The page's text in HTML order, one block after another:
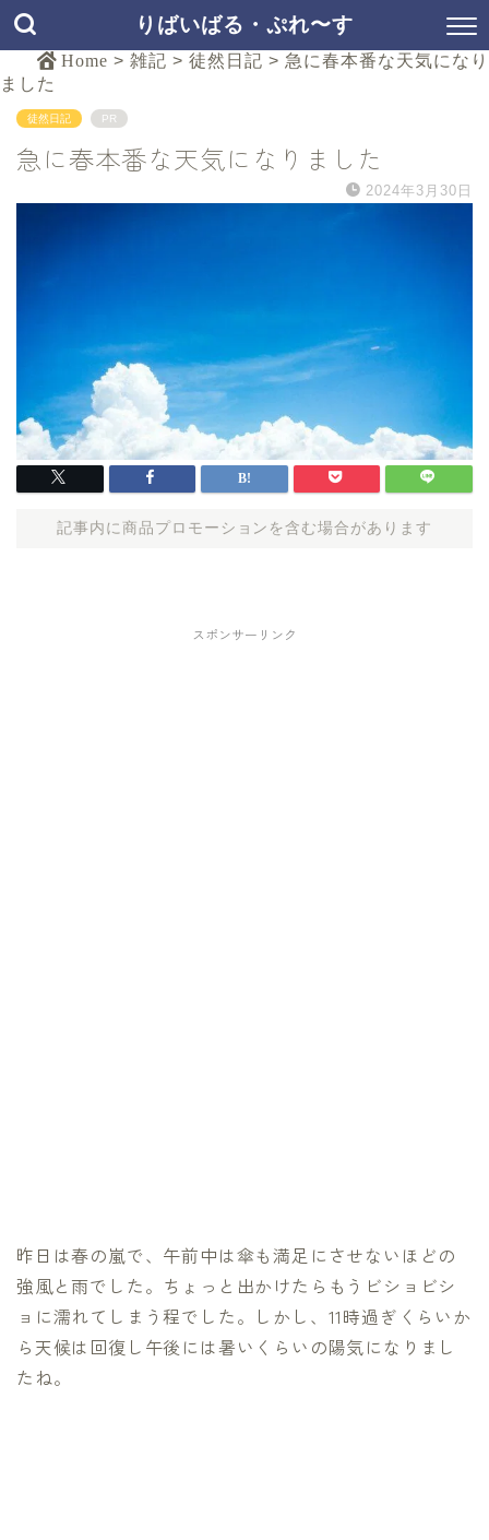
りばいばる・ぷれ〜す
Home > 雑記 > 徒然日記 > 急に春本番な天気になり
ました
徒然日記 PR
急に春本番な天気になりました
2024年3月30日
記事内に商品プロモーションを含む場合があります
スポンサーリンク
昨日は春の嵐で、午前中は傘も満足にさせないほどの
強風と雨でした。ちょっと出かけたらもうビショビシ
ョに濡れてしまう程でした。しかし、11時過ぎくらいか
ら天候は回復し午後には暑いくらいの陽気になりまし
たね。